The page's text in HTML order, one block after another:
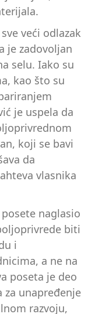
veći odlazak
je zadovoljan
selu. Iako su
kao što su
je uspela da
koji se bavi
da
vlasnika
naglasio
biti
i
a ne na
poseta je deo
unapređenje
razvoju,